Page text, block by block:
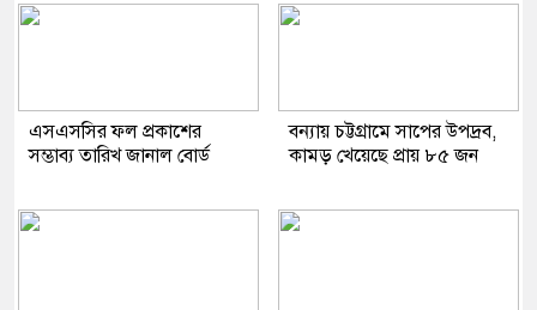
এসএসসির ফল প্রকাশের
সম্ভাব্য তারিখ জানাল বোর্ড
বন্যায় চট্টগ্রামে সাপের উপদ্রব,
কামড় খেয়েছে প্রায় ৮৫ জন